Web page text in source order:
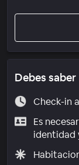
Debes saber
Check-in
Es
identidad